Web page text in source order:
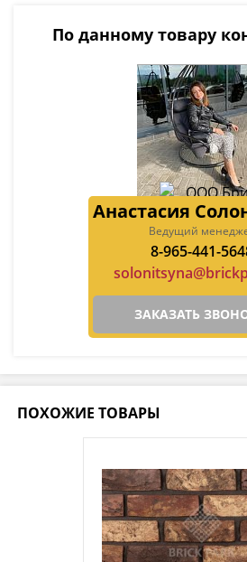
По данному товару
Анастасия
Ведущий
8-965-441-
ЗАКАЗАТЬ
ПОХОЖИЕ ТОВАРЫ